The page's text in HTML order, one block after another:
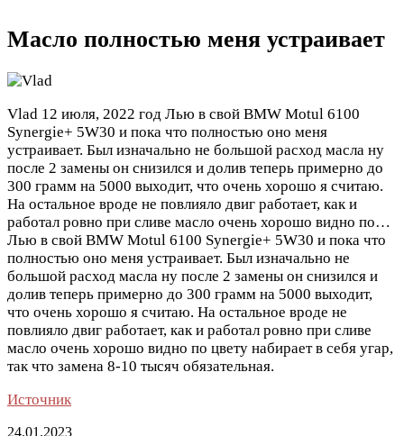
Масло полностью меня устраивает
Vlad 12 июля, 2022 год Лью в свой BMW Motul 6100
Synergie+ 5W30 и пока что полностью оно меня
устраивает. Был изначально не большой расход масла ну
после 2 замены он снизился и долив теперь примерно до
300 грамм на 5000 выходит, что очень хорошо я считаю.
На остальное вроде не повлияло двиг работает, как и
работал ровно при сливе масло очень хорошо видно по…
Лью в свой BMW Motul 6100 Synergie+ 5W30 и пока что
полностью оно меня устраивает. Был изначально не
большой расход масла ну после 2 замены он снизился и
долив теперь примерно до 300 грамм на 5000 выходит,
что очень хорошо я считаю. На остальное вроде не
повлияло двиг работает, как и работал ровно при сливе
масло очень хорошо видно по цвету набирает в себя угар,
так что замена 8-10 тысяч обязательная.
Источник
24.01.2023